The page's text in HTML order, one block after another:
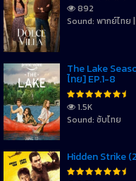
892
Sound: พากย์ไทย
The Lake
ไทย] EP.1-8
1.5K
Sound: ซับไทย
Hidden Strike